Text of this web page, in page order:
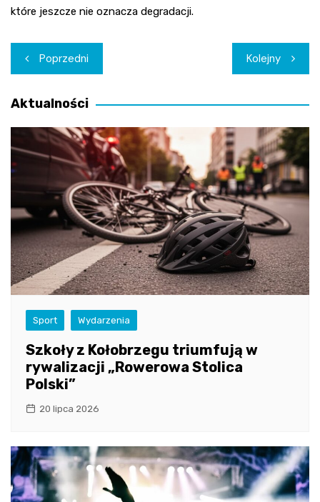
które jeszcze nie oznacza degradacji.
Nawigacja
wpisu
Poprzedni Kolejny
Aktualności
Sport Wydarzenia
Szkoły z Kołobrzegu triumfują w
rywalizacji „Rowerowa Stolica
Polski”
20 lipca 2026